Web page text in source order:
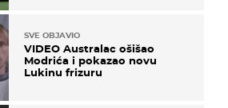
SVE OBJAVIO
VIDEO Australac ošišao
Modrića i pokazao novu
Lukinu frizuru